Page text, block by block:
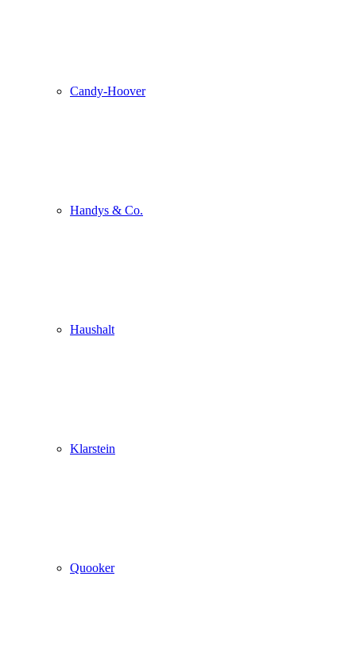
Candy-Hoover
Handys & Co.
Haushalt
Klarstein
Quooker